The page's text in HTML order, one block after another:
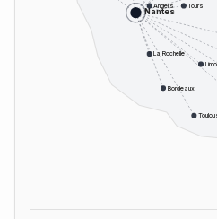
Nantes
Bordeaux
Angers Tours
La Rochelle